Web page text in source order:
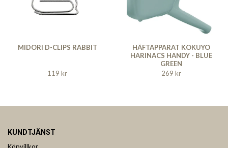
MIDORI D-CLIPS RABBIT
119 kr
HÄFTAPPARAT KOKUYO
HARINACS HANDY - BLUE
GREEN
269 kr
KUNDTJÄNST